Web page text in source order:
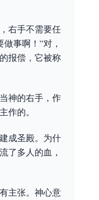
右手不需要任
事啊！”对，
报偿，它被称
神的右手，作
作的。
成圣殿。为什
了多人的血，
主张。神心意